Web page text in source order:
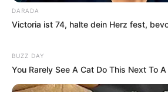
DARADA
Victoria ist 74, halte dein Herz fest,
BUZZ DAY
You Rarely See A Cat Do This Next To